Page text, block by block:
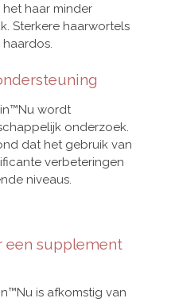
haar minder
Sterkere haarwortels
wordt
onderzoek.
dat het gebruik van
verbeteringen
niveaus.
een supplement
is afkomstig van